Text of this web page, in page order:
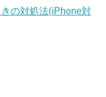
の対処法(iPhone対